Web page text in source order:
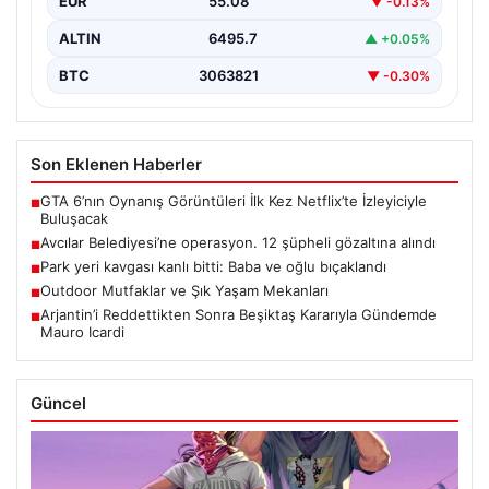
ALTIN 6495.7 ▲ +0.05%
BTC 3063821 ▼ -0.30%
Son Eklenen Haberler
■GTA 6’nın Oynanış Görüntüleri İlk Kez Netflix’te İzleyiciyle
Buluşacak
■Avcılar Belediyesi’ne operasyon. 12 şüpheli gözaltına alındı
■Park yeri kavgası kanlı bitti: Baba ve oğlu bıçaklandı
■Outdoor Mutfaklar ve Şık Yaşam Mekanları
■Arjantin’i Reddettikten Sonra Beşiktaş Kararıyla Gündemde
Mauro Icardi
Güncel